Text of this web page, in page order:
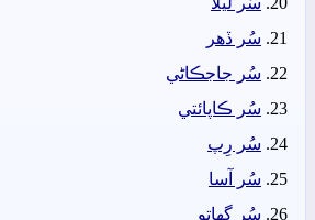
سُر ڏھر
سُر جاجڪاڻي
سُر ڪاپائتي
سُر رِپ
سُر آسا
سُر گهاتو